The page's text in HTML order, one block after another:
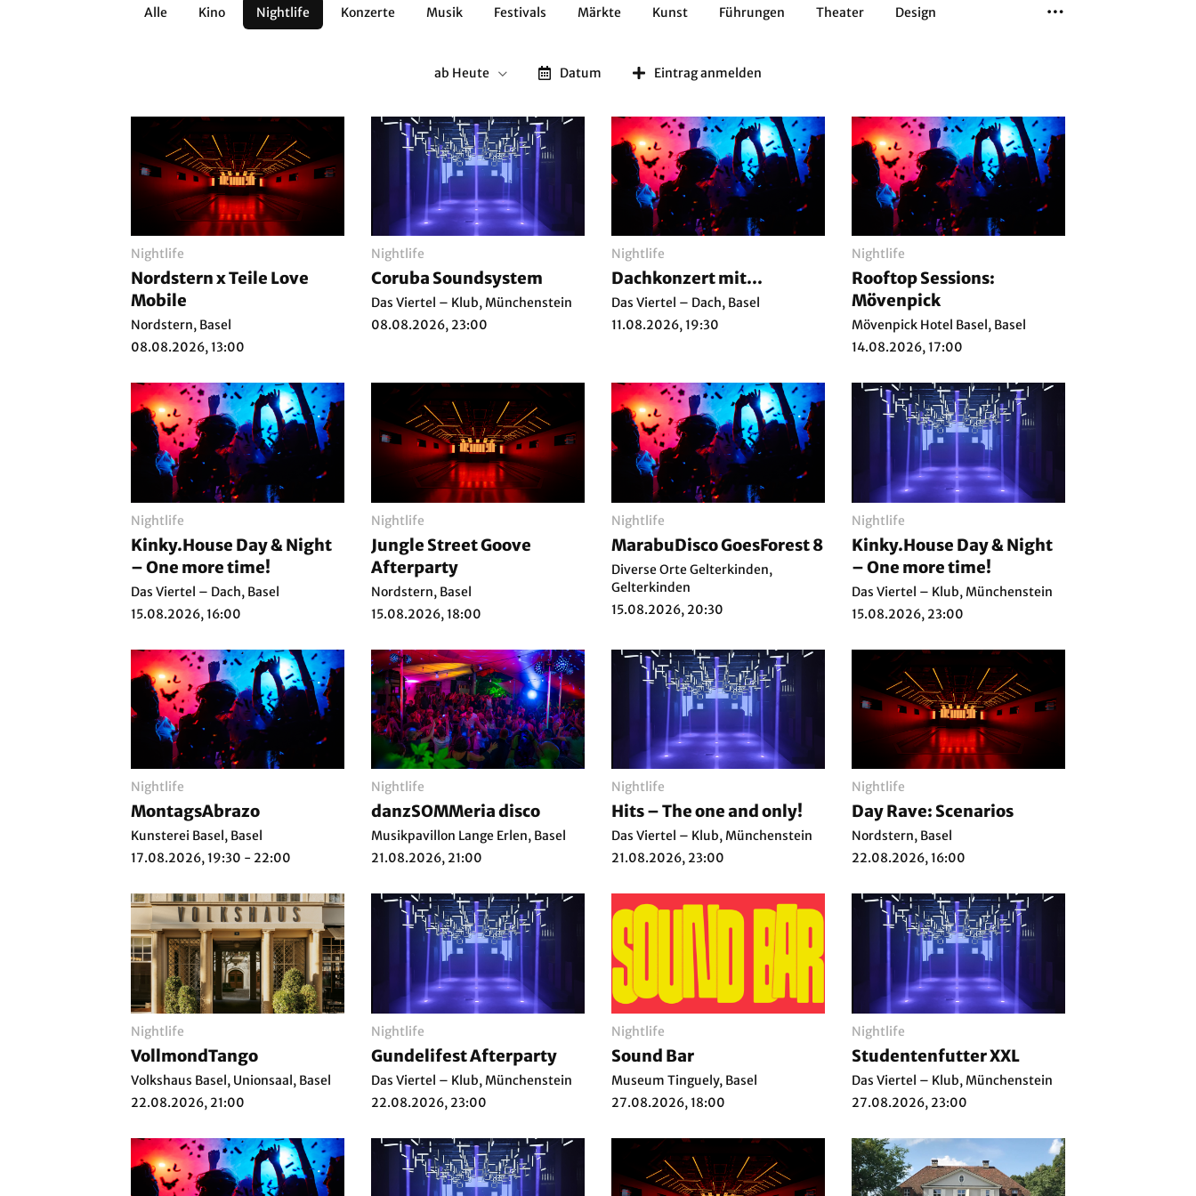
Alle Kino Nightlife Konzerte Musik Festivals Märkte Kunst Führungen Theater Design
ab Heute Datum Eintrag anmelden
Nightlife
Nordstern x Teile Love
Mobile
Nordstern, Basel
08.08.2026, 13:00
Nightlife
Coruba Soundsystem
Das Viertel – Klub, Münchenstein
08.08.2026, 23:00
Nightlife
Dachkonzert mit...
Das Viertel – Dach, Basel
11.08.2026, 19:30
Nightlife
Rooftop Sessions:
Mövenpick
Mövenpick Hotel Basel, Basel
14.08.2026, 17:00
Nightlife
Kinky.House Day & Night
– One more time!
Das Viertel – Dach, Basel
15.08.2026, 16:00
Nightlife
Jungle Street Goove
Afterparty
Nordstern, Basel
15.08.2026, 18:00
Nightlife
MarabuDisco GoesForest 8
Diverse Orte Gelterkinden,
Gelterkinden
15.08.2026, 20:30
Nightlife
Kinky.House Day & Night
– One more time!
Das Viertel – Klub, Münchenstein
15.08.2026, 23:00
Nightlife
MontagsAbrazo
Kunsterei Basel, Basel
17.08.2026, 19:30 - 22:00
Nightlife
danzSOMMeria disco
Musikpavillon Lange Erlen, Basel
21.08.2026, 21:00
Nightlife
Hits – The one and only!
Das Viertel – Klub, Münchenstein
21.08.2026, 23:00
Nightlife
Day Rave: Scenarios
Nordstern, Basel
22.08.2026, 16:00
Nightlife
VollmondTango
Volkshaus Basel, Unionsaal, Basel
22.08.2026, 21:00
Nightlife
Gundelifest Afterparty
Das Viertel – Klub, Münchenstein
22.08.2026, 23:00
Nightlife
Sound Bar
Museum Tinguely, Basel
27.08.2026, 18:00
Nightlife
Studentenfutter XXL
Das Viertel – Klub, Münchenstein
27.08.2026, 23:00